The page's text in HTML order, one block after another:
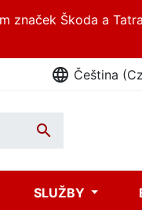
značek Škoda a
language Čeština

SLUŽBY